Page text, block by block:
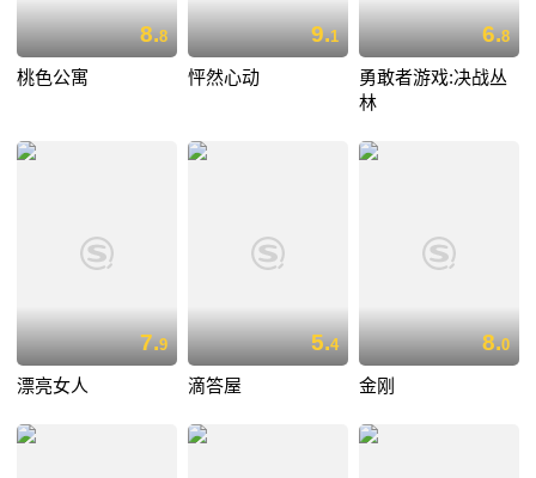
8.8
桃色公寓
9.1
怦然心动
6.8
勇敢者游戏:决战丛
林
7.9
漂亮女人
5.4
滴答屋
8.0
金刚